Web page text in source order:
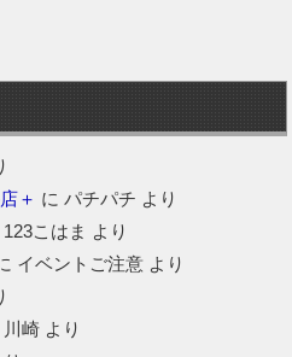
＋ に パチパチ より
123こはま より
イベントご注意より
川崎より